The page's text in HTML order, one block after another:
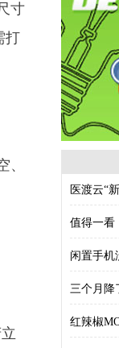
寸
打
医渡云“
值得一看
闲置手机
三个月降
红辣椒